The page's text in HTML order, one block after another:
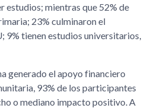
estudios; mientras que 52% de
23% culminaron el
9% tienen estudios universitarios,
generado el apoyo financiero
93% de los participantes
o mediano impacto positivo. A